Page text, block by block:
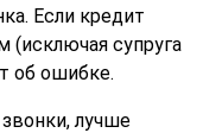
Если кредит
(исключая супруга
об ошибке.
лучше